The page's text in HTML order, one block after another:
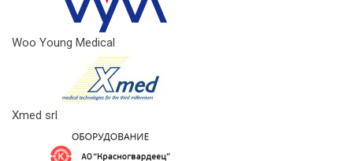
Woo Young Medical
Xmed srl